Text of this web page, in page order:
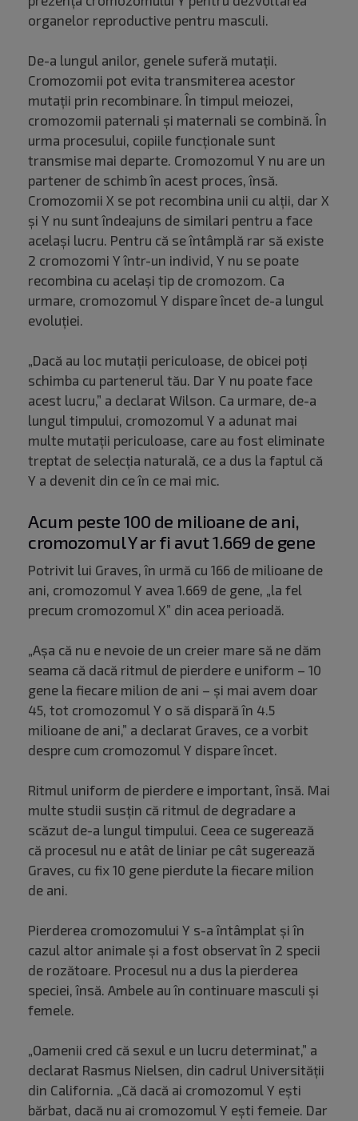
organelor reproductive pentru masculi.
De-a lungul anilor, genele suferă mutații.
Cromozomii pot evita transmiterea acestor
mutații prin recombinare. În timpul meiozei,
cromozomii paternali și maternali se combină. În
urma procesului, copiile funcționale sunt
transmise mai departe. Cromozomul Y nu are un
partener de schimb în acest proces, însă.
Cromozomii X se pot recombina unii cu alții, dar X
și Y nu sunt îndeajuns de similari pentru a face
același lucru. Pentru că se întâmplă rar să existe
2 cromozomi Y într-un individ, Y nu se poate
recombina cu același tip de cromozom. Ca
urmare, cromozomul Y dispare încet de-a lungul
evoluției.
„Dacă au loc mutații periculoase, de obicei poți
schimba cu partenerul tău. Dar Y nu poate face
acest lucru,” a declarat Wilson. Ca urmare, de-a
lungul timpului, cromozomul Y a adunat mai
multe mutații periculoase, care au fost eliminate
treptat de selecția naturală, ce a dus la faptul că
Y a devenit din ce în ce mai mic.
Acum peste 100 de milioane de ani,
cromozomul Y ar fi avut 1.669 de gene
Potrivit lui Graves, în urmă cu 166 de milioane de
ani, cromozomul Y avea 1.669 de gene, „la fel
precum cromozomul X” din acea perioadă.
„Așa că nu e nevoie de un creier mare să ne dăm
seama că dacă ritmul de pierdere e uniform – 10
gene la fiecare milion de ani – și mai avem doar
45, tot cromozomul Y o să dispară în 4.5
milioane de ani,” a declarat Graves, ce a vorbit
despre cum cromozomul Y dispare încet.
Ritmul uniform de pierdere e important, însă. Mai
multe studii susțin că ritmul de degradare a
scăzut de-a lungul timpului. Ceea ce sugerează
că procesul nu e atât de liniar pe cât sugerează
Graves, cu fix 10 gene pierdute la fiecare milion
de ani.
Pierderea cromozomului Y s-a întâmplat și în
cazul altor animale și a fost observat în 2 specii
de rozătoare. Procesul nu a dus la pierderea
speciei, însă. Ambele au în continuare masculi și
femele.
„Oamenii cred că sexul e un lucru determinat,” a
declarat Rasmus Nielsen, din cadrul Universității
din California. „Că dacă ai cromozomul Y ești
bărbat, dacă nu ai cromozomul Y ești femeie. Dar